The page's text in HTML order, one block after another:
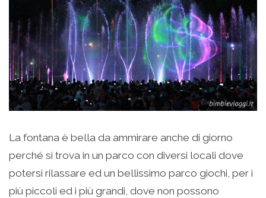
La fontana è bella da ammirare anche di giorno
perché si trova in un parco con diversi locali dove
potersi rilassare ed un bellissimo parco giochi, per i
più piccoli ed i più grandi, dove non possono